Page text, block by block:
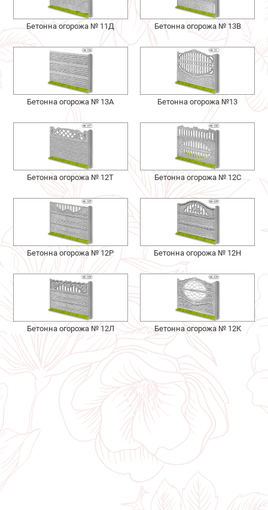
Бетонна огорожа № 11Д Бетонна огорожа № 13В
Бетонна огорожа № 13А Бетонна огорожа №13
Бетонна огорожа № 12Т Бетонна огорожа № 12С
Бетонна огорожа № 12Р Бетонна огорожа № 12Н
Бетонна огорожа № 12Л Бетонна огорожа № 12К